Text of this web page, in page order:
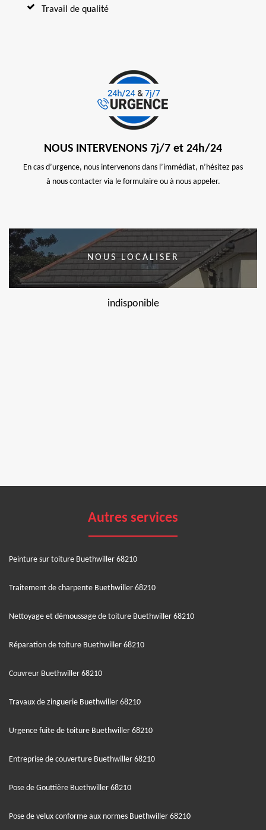
Travail de qualité
NOUS INTERVENONS 7j/7 et 24h/24
En cas d’urgence, nous intervenons dans l’immédiat, n’hésitez pas
à nous contacter via le formulaire ou à nous appeler.
NOUS LOCALISER
indisponible
Autres services
Peinture sur toiture Buethwiller 68210
Traitement de charpente Buethwiller 68210
Nettoyage et démoussage de toiture Buethwiller 68210
Réparation de toiture Buethwiller 68210
Couvreur Buethwiller 68210
Travaux de zinguerie Buethwiller 68210
Urgence fuite de toiture Buethwiller 68210
Entreprise de couverture Buethwiller 68210
Pose de Gouttière Buethwiller 68210
Pose de velux conforme aux normes Buethwiller 68210